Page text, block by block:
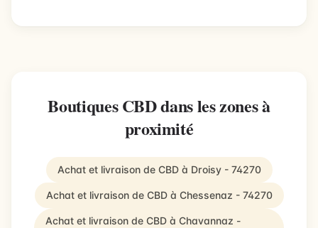
Boutiques CBD dans les zones à
proximité
Achat et livraison de CBD à Droisy - 74270
Achat et livraison de CBD à Chessenaz - 74270
Achat et livraison de CBD à Chavannaz -